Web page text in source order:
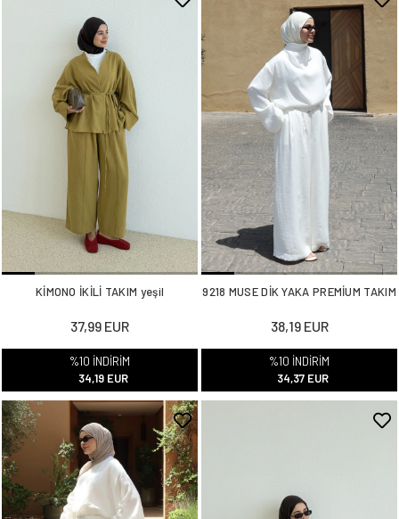
KİMONO İKİLİ TAKIM yeşil
37,99 EUR
%10 İNDİRİM
34,19 EUR
9218 MUSE DİK YAKA PREMİUM TAKIM
38,19 EUR
%10 İNDİRİM
34,37 EUR